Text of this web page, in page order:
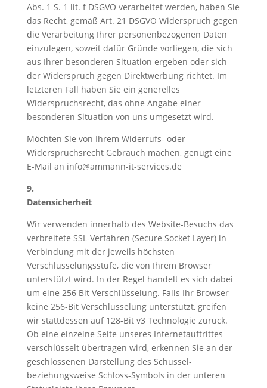
Abs. 1 S. 1 lit. f DSGVO verarbeitet werden, haben Sie
das Recht, gemäß Art. 21 DSGVO Widerspruch gegen
die Verarbeitung Ihrer personenbezogenen Daten
einzulegen, soweit dafür Gründe vorliegen, die sich
aus Ihrer besonderen Situation ergeben oder sich
der Widerspruch gegen Direktwerbung richtet. Im
letzteren Fall haben Sie ein generelles
Widerspruchsrecht, das ohne Angabe einer
besonderen Situation von uns umgesetzt wird.
Möchten Sie von Ihrem Widerrufs- oder
Widerspruchsrecht Gebrauch machen, genügt eine
E-Mail an info@ammann-it-services.de
9.
Datensicherheit
Wir verwenden innerhalb des Website-Besuchs das
verbreitete SSL-Verfahren (Secure Socket Layer) in
Verbindung mit der jeweils höchsten
Verschlüsselungsstufe, die von Ihrem Browser
unterstützt wird. In der Regel handelt es sich dabei
um eine 256 Bit Verschlüsselung. Falls Ihr Browser
keine 256-Bit Verschlüsselung unterstützt, greifen
wir stattdessen auf 128-Bit v3 Technologie zurück.
Ob eine einzelne Seite unseres Internetauftrittes
verschlüsselt übertragen wird, erkennen Sie an der
geschlossenen Darstellung des Schüssel-
beziehungsweise Schloss-Symbols in der unteren